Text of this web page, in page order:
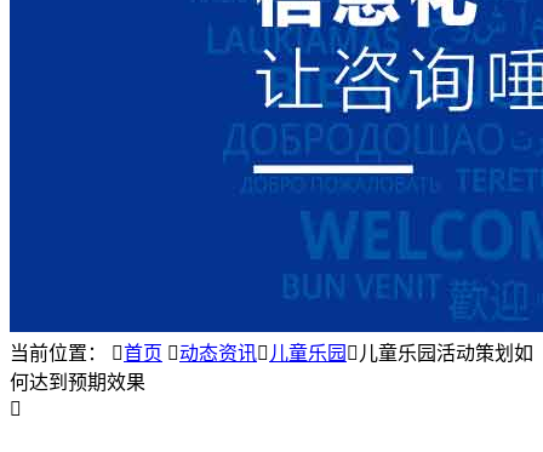
当前位置： 首页 动态资讯 儿童乐园  儿童乐园活动策划如
何达到预期效果
